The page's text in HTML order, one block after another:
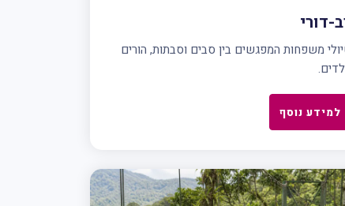
דורי
משפחות המפגשים בין סבים וסבתות, הורים
למידע נוסף